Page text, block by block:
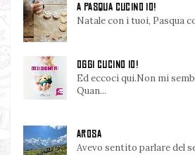
A PASQUA CUCINO IO!
Natale con i tuoi, Pasqua
OGGI CUCINO IO!
Ed eccoci qui.Non mi
Quan...
AROSA
Avevo sentito parlare del